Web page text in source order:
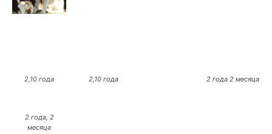
2,10 года 2,10 года 2 года 2 месяца
2 года, 2
месяца